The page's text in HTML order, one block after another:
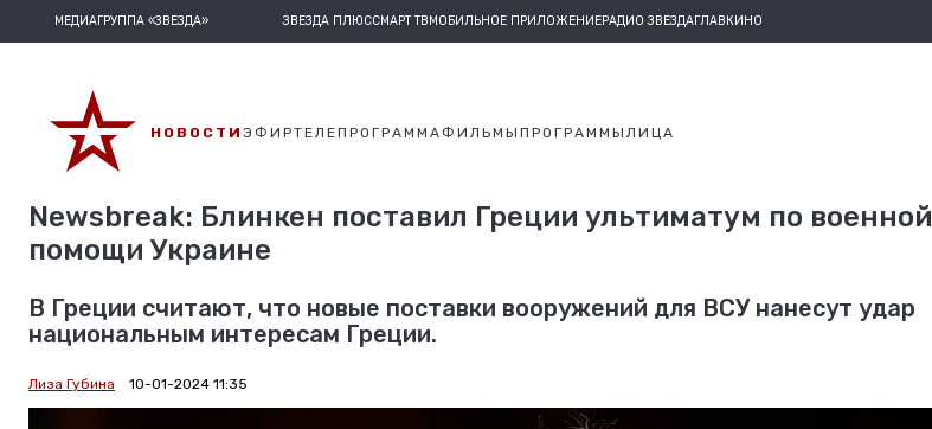
МЕДИАГРУППА «ЗВЕЗДА» ЗВЕЗДА ПЛЮССМАРТ ТВМОБИЛЬНОЕ ПРИЛОЖЕНИЕРАДИО ЗВЕЗДАГЛАВКИНО
НОВОСТИ ЭФИРТЕЛЕПРОГРАММАФИЛЬМЫ ПРОГРАММЫ ЛИЦА
Newsbreak: Блинкен поставил Греции ультиматум по военной
помощи Украине
В Греции считают, что новые поставки вооружений для ВСУ нанесут удар
национальным интересам Греции.
Лиза Губина 10-01-2024 11:35